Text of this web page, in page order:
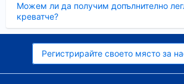
Можем ли да получим допълнително
креватче?
Регистрирайте своето място за